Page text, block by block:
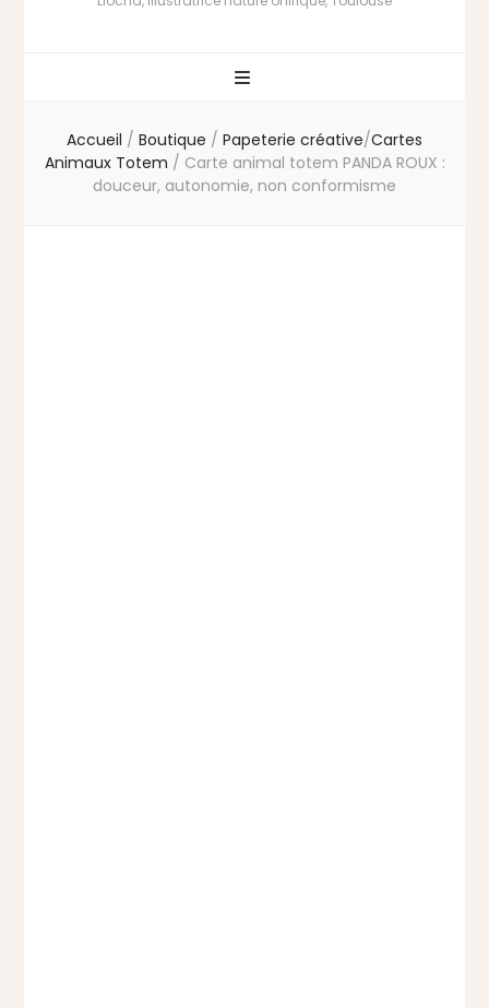
Accueil / Boutique / Papeterie créative/Cartes
Animaux Totem / Carte animal totem PANDA ROUX :
douceur, autonomie, non conformisme